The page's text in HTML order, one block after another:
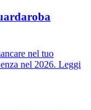
nel tuo
nel 2026. Leggi